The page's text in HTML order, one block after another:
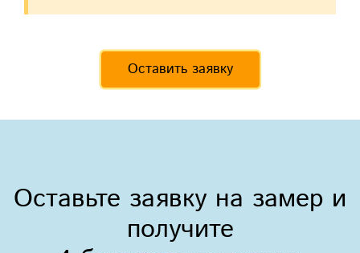
Оставить заявку
Оставьте заявку на замер и
получите